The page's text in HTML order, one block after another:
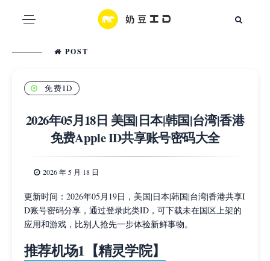
POST
免费ID
2026年05月18日 美国|日本|韩国|台湾|香港
免费Apple ID共享账号密码大全
2026 年 5 月 18 日
更新时间：2026年05月19日，美国|日本|韩国|台湾|香港共享I
D账号密码分享，通过登录此类ID，可下载未在国区上架的
应用和游戏，比别人抢先一步体验新鲜事物。
推荐机场1【精灵学院】